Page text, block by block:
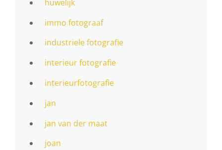
huwelijk
immo fotograaf
industriele fotografie
interieur fotografie
interieurfotografie
jan
jan van der maat
joan